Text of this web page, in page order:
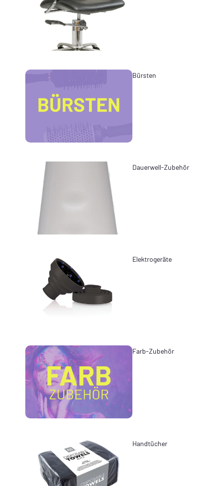
Bürsten
Dauerwell-Zubehör
Elektrogeräte
Farb-Zubehör
Handtücher